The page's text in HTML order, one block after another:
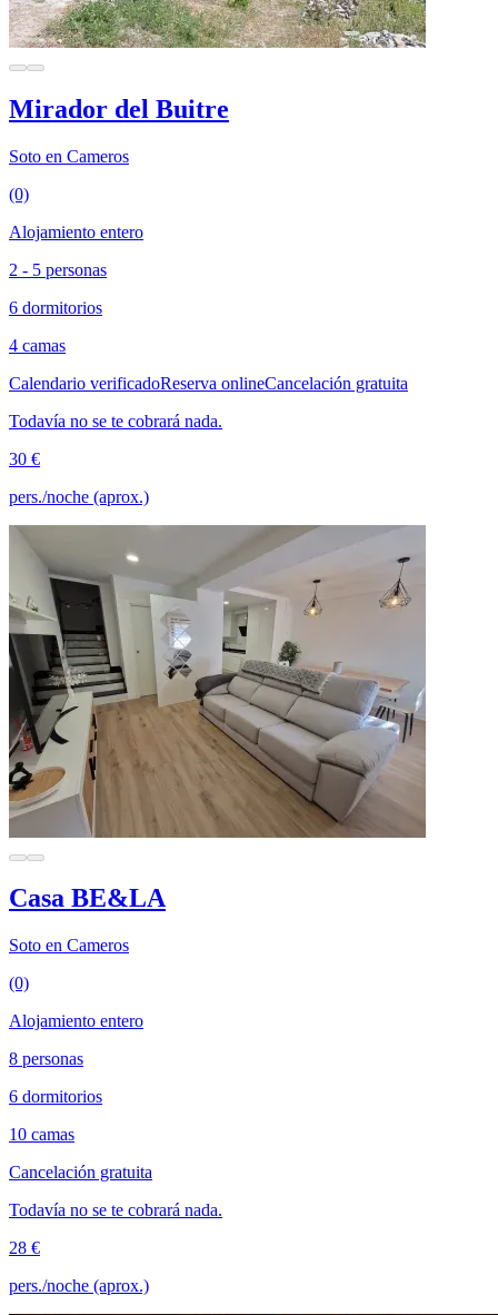
Mirador del Buitre
Soto en Cameros
(0)
Alojamiento entero
2 - 5 personas
6 dormitorios
4 camas
Calendario verificadoReserva onlineCancelación gratuita
Todavía no se te cobrará nada.
30 €
pers./noche (aprox.)
Casa BE&LA
Soto en Cameros
(0)
Alojamiento entero
8 personas
6 dormitorios
10 camas
Cancelación gratuita
Todavía no se te cobrará nada.
28 €
pers./noche (aprox.)